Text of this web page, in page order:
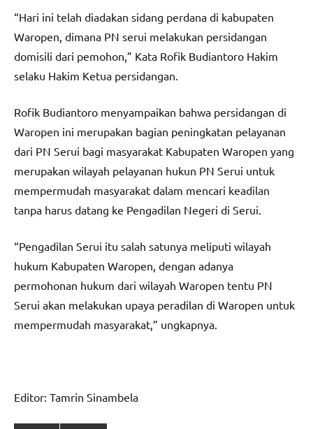
“Hari ini telah diadakan sidang perdana di kabupaten
Waropen, dimana PN serui melakukan persidangan
domisili dari pemohon,” Kata Rofik Budiantoro Hakim
selaku Hakim Ketua persidangan.
Rofik Budiantoro menyampaikan bahwa persidangan di
Waropen ini merupakan bagian peningkatan pelayanan
dari PN Serui bagi masyarakat Kabupaten Waropen yang
merupakan wilayah pelayanan hukun PN Serui untuk
mempermudah masyarakat dalam mencari keadilan
tanpa harus datang ke Pengadilan Negeri di Serui.
“Pengadilan Serui itu salah satunya meliputi wilayah
hukum Kabupaten Waropen, dengan adanya
permohonan hukum dari wilayah Waropen tentu PN
Serui akan melakukan upaya peradilan di Waropen untuk
mempermudah masyarakat,” ungkapnya.
Editor: Tamrin Sinambela